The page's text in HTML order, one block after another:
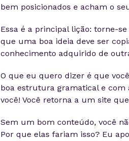
bem posicionados e acham o
Essa é a principal lição: torne-
que uma boa ideia deve ser
conhecimento adquirido de
O que eu quero dizer é que
boa estrutura gramatical e com
você! Você retorna a um site
Sem um bom conteúdo, você
Por que elas fariam isso? Eu